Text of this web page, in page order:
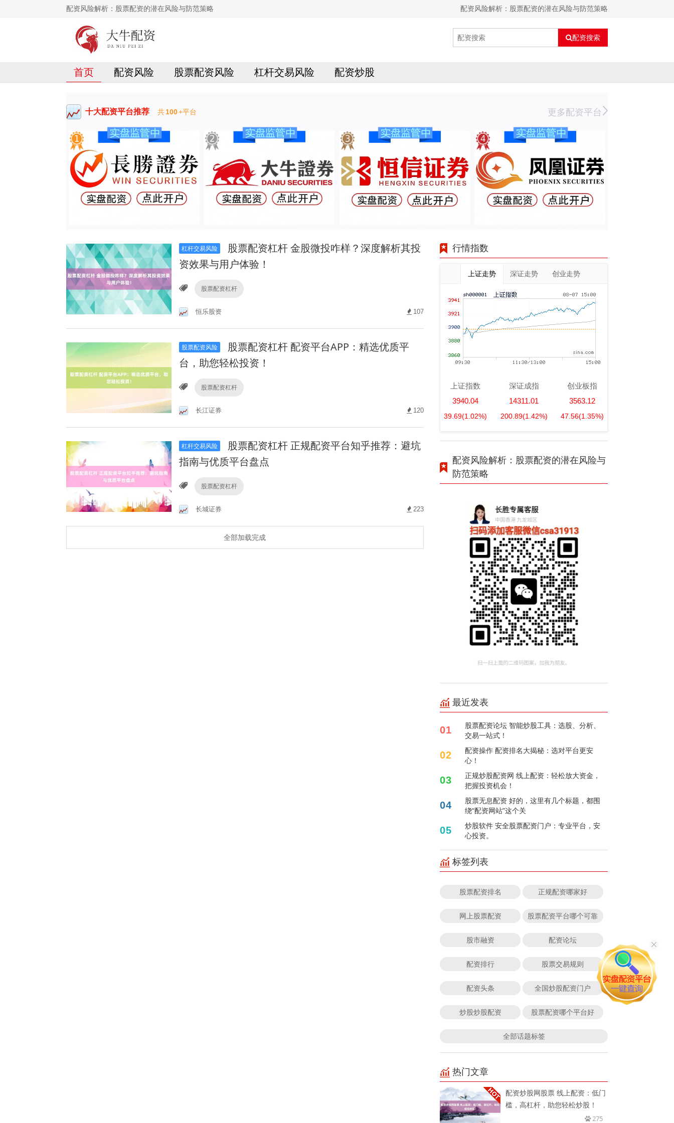
配资风险解析：股票配资的潜在风险与防范策略 配资风险解析：股票配资的潜在风险与防范策略
配资搜索
首页 配资风险 股票配资风险 杠杆交易风险 配资炒股
十大配资平台推荐 共100+平台 更多配资平台
杠杆交易风险
股票配资杠杆 金股微投咋样？深度解析其投
资效果与用户体验！
股票配资杠杆
恒乐股资 107
股票配资风险
股票配资杠杆 配资平台APP：精选优质平
台，助您轻松投资！
股票配资杠杆
长江证券 120
杠杆交易风险
股票配资杠杆 正规配资平台知乎推荐：避坑
指南与优质平台盘点
股票配资杠杆
长城证券 223
全部加载完成
行情指数
上证走势 深证走势 创业走势
上证指数
3940.04
39.69(1.02%)
深证成指
14311.01
200.89(1.42%)
创业板指
3563.12
47.56(1.35%)
配资风险解析：股票配资的潜在风险与
防范策略
最近发表
01
股票配资论坛 智能炒股工具：选股、分析、
交易一站式！
02
配资操作 配资排名大揭秘：选对平台更安
心！
03
正规炒股配资网 线上配资：轻松放大资金，
把握投资机会！
04
股票无息配资 好的，这里有几个标题，都围
绕“配资网站”这个关
05
炒股软件 安全股票配资门户：专业平台，安
心投资。
标签列表
股票配资排名 正规配资哪家好
网上股票配资 股票配资平台哪个可靠
股市融资 配资论坛
配资排行 股票交易规则
配资头条 全国炒股配资门户
炒股炒股配资 股票配资哪个平台好
全部话题标签
热门文章
配资炒股网股票 线上配资：低门
槛，高杠杆，助您轻松炒股！
275